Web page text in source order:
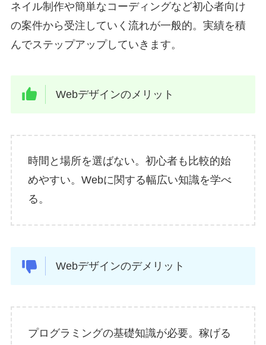
ネイル制作や簡単なコーディングなど初心者向け
の案件から受注していく流れが一般的。実績を積
んでステップアップしていきます。
Webデザインのメリット
時間と場所を選ばない。初心者も比較的始
めやすい。Webに関する幅広い知識を学べ
る。
Webデザインのデメリット
プログラミングの基礎知識が必要。稼げる